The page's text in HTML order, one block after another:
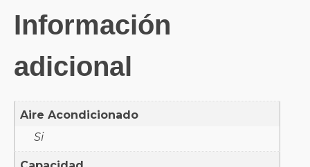
Información
adicional
Aire Acondicionado
Si